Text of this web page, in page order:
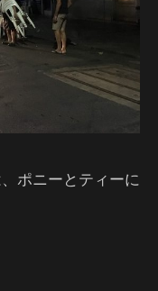
ポニーとティーに